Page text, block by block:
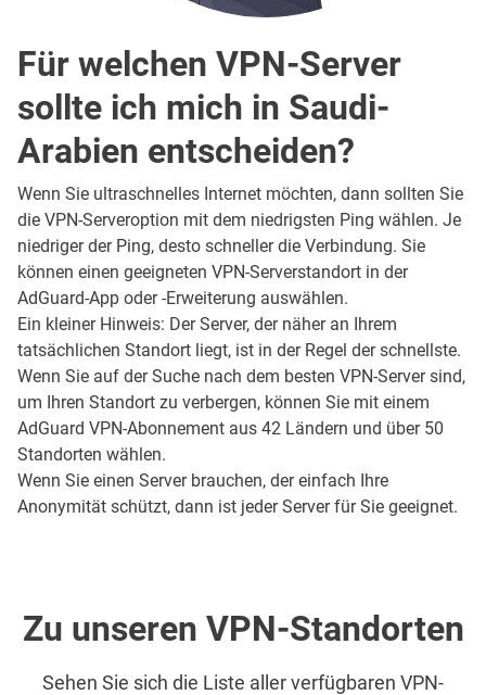
Für welchen VPN-Server
sollte ich mich in Saudi-
Arabien entscheiden?
Wenn Sie ultraschnelles Internet möchten, dann sollten Sie
die VPN-Serveroption mit dem niedrigsten Ping wählen. Je
niedriger der Ping, desto schneller die Verbindung. Sie
können einen geeigneten VPN-Serverstandort in der
AdGuard-App oder -Erweiterung auswählen.
Ein kleiner Hinweis: Der Server, der näher an Ihrem
tatsächlichen Standort liegt, ist in der Regel der schnellste.
Wenn Sie auf der Suche nach dem besten VPN-Server sind,
um Ihren Standort zu verbergen, können Sie mit einem
AdGuard VPN-Abonnement aus 42 Ländern und über 50
Standorten wählen.
Wenn Sie einen Server brauchen, der einfach Ihre
Anonymität schützt, dann ist jeder Server für Sie geeignet.
Zu unseren VPN-Standorten
Sehen Sie sich die Liste aller verfügbaren VPN-